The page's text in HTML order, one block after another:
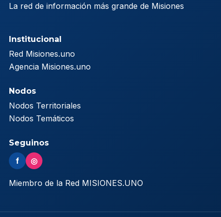
La red de información más grande de Misiones
Institucional
Red Misiones.uno
Agencia Misiones.uno
Nodos
Nodos Territoriales
Nodos Temáticos
Seguinos
f ◎
Miembro de la Red MISIONES.UNO